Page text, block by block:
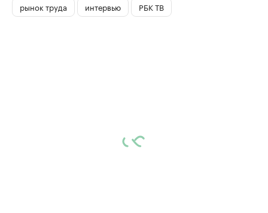
рынок труда
интервью РБК ТВ